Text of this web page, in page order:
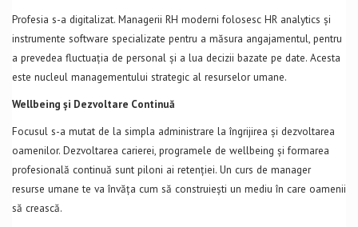
Profesia s-a digitalizat. Managerii RH moderni folosesc HR analytics și
instrumente software specializate pentru a măsura angajamentul, pentru
a prevedea fluctuația de personal și a lua decizii bazate pe date. Acesta
este nucleul managementului strategic al resurselor umane.
Wellbeing și Dezvoltare Continuă
Focusul s-a mutat de la simpla administrare la îngrijirea și dezvoltarea
oamenilor. Dezvoltarea carierei, programele de wellbeing și formarea
profesională continuă sunt piloni ai retenției. Un curs de manager
resurse umane te va învăța cum să construiești un mediu în care oamenii
să crească.